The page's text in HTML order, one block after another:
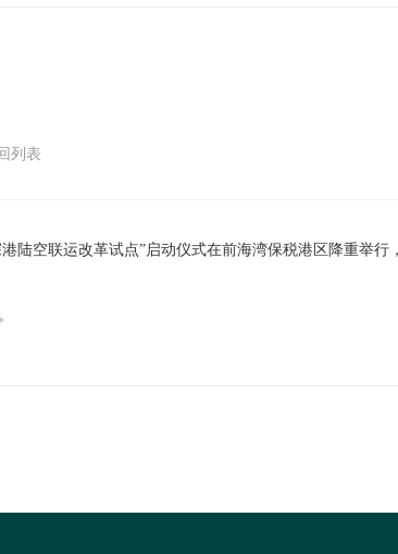
列表
空联运改革试点”启动仪式在前海湾保税港区降重举行